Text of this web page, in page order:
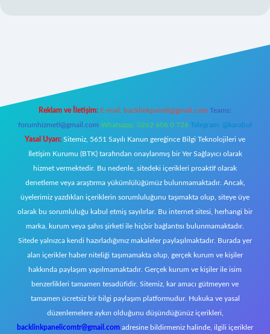
Reklam ve İletişim: E-mail: backlinkpaneli@gmail.com Teams:
forumhizmeti@gmail.com Whatsapp: 0262 606 0 726 Telegram: @karabul
Yasal Uyarı: Sitemiz, 5651 Sayılı Kanun gereğince Bilgi Teknolojileri ve
İletişim Kurumu (BTK) tarafından onaylanmış bir Yer Sağlayıcı olarak
hizmet vermektedir. Bu nedenle, sitedeki içerikleri proaktif olarak
denetleme veya araştırma yükümlülüğümüz bulunmamaktadır. Ancak,
üyelerimiz yazdıkları içeriklerin sorumluluğunu taşımakta olup, siteye üye
olarak bu sorumluluğu kabul etmiş sayılırlar. Bu internet sitesi, herhangi bir
marka, kurum veya şahıs şirketi ile hiçbir bağlantısı bulunmamaktadır.
Sitede yalnızca kendi hazırladığımız makaleler paylaşılmaktadır. Burada yer
alan içerikler haber niteliği taşımamakta olup, gerçek kurum ve kişiler
hakkında paylaşım yapılmamaktadır. Gerçek kurum ve kişiler ile isim
benzerlikleri tamamen tesadüfidir. Sitemiz, kar amacı gütmeyen ve
tamamen ücretsiz bir bilgi paylaşım platformudur. Hukuka ve yasal
düzenlemelere aykırı olduğunu düşündüğünüz içerikleri,
backlinkpanelicomtr@gmail.com adresine bildirmeniz halinde, ilgili içerikler